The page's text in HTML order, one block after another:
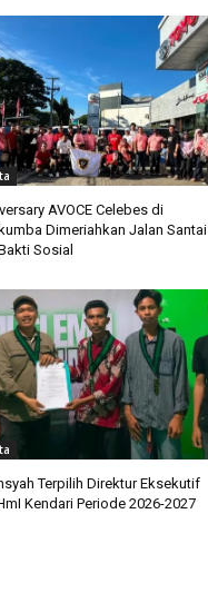
AVOCE Celebes di
Dimeriahkan Jalan Santai
Sosial
Terpilih Direktur Eksekutif
Kendari Periode 2026-2027